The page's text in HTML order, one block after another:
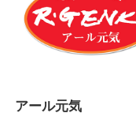
アール元気